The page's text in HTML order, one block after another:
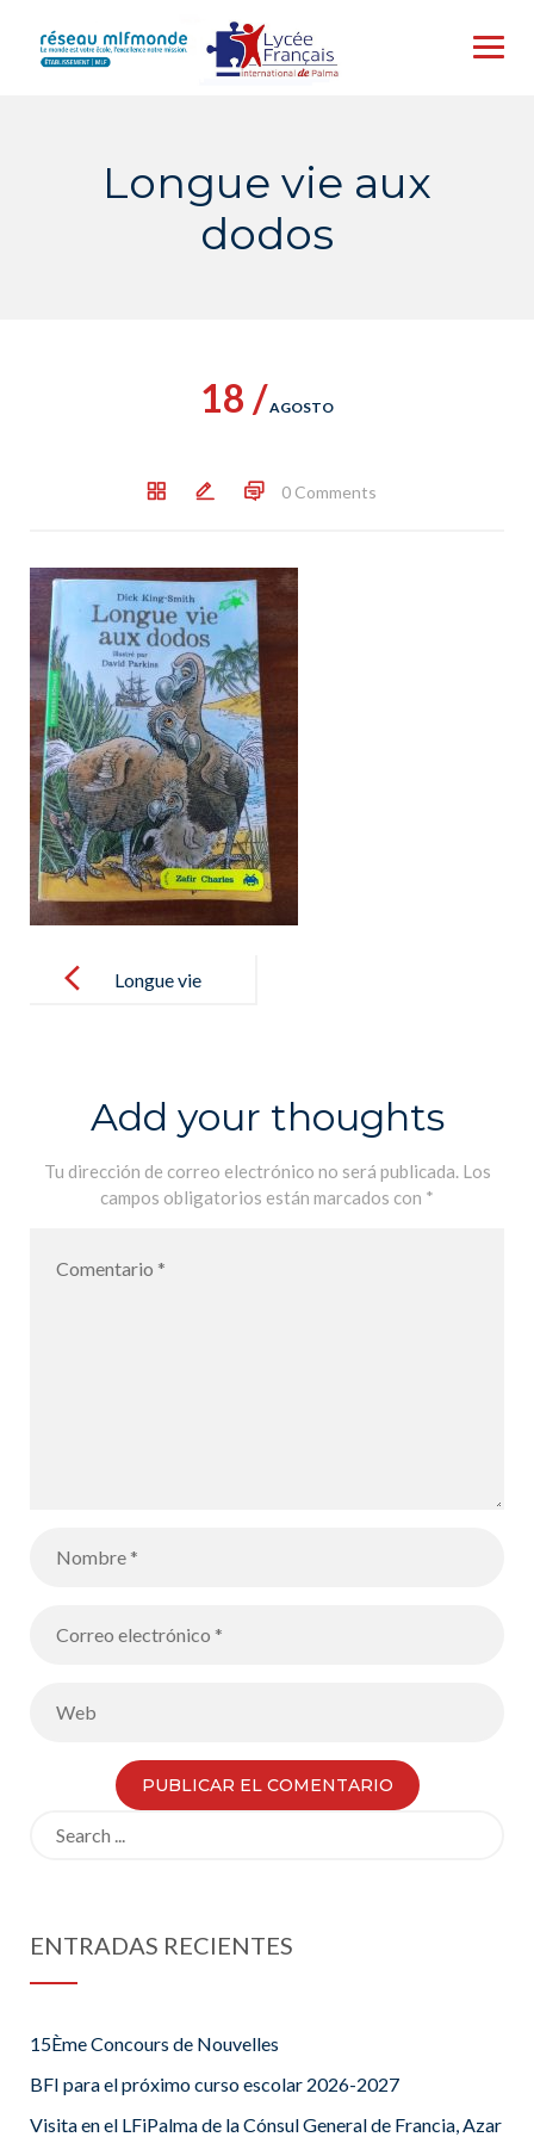
content
Longue vie aux
dodos
18 /AGOSTO
0 Comments
navigation Longue vie
Add your thoughts
Tu dirección de correo electrónico no será publicada. Los
campos obligatorios están marcados con *
ENTRADAS RECIENTES
15Ème Concours de Nouvelles
BFI para el próximo curso escolar 2026-2027
Visita en el LFiPalma de la Cónsul General de Francia, Azar